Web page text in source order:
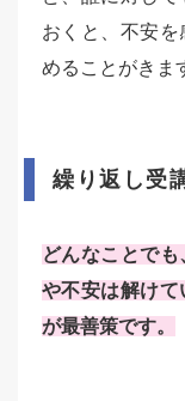
おくと、不安
めることがきま
繰り返し受
どんなことで
や不安は解け
が最善策です。